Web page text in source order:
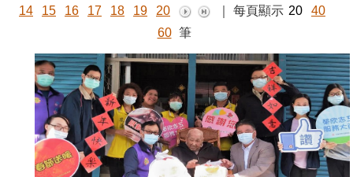
14
15 16 17 18 19 20 每頁顯示 20
40
60 筆